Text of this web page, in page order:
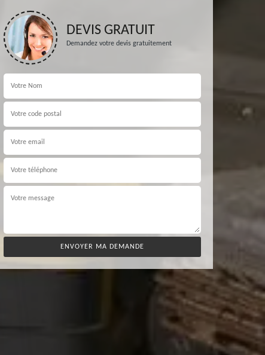
DEVIS GRATUIT
Demandez votre devis gratuitement